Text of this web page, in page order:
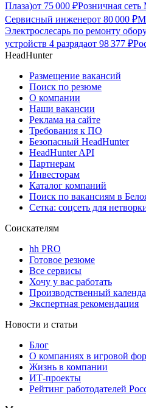
Плаза)от 75 000 ₽Розничная
Сервисный инженерот 80 000 ₽
Электрослесарь по ремонту
устройств 4 разрядаот 98 377 ₽
HeadHunter
Размещение вакансий
Поиск по резюме
О компании
Наши вакансии
Реклама на сайте
Требования к ПО
Безопасный HeadHunter
HeadHunter API
Партнерам
Инвесторам
Каталог компаний
Поиск по вакансиям в
Сетка: соцсеть для
Соискателям
hh PRO
Готовое резюме
Все сервисы
Хочу у вас работать
Производственный
Экспертная рекомендация
Новости и статьи
Блог
О компаниях в игровой
Жизнь в компании
ИТ-проекты
Рейтинг работодателей